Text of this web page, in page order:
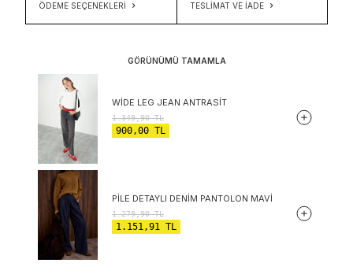
ÖDEME SEÇENEKLERI TESLIMAT VE İADE
GÖRÜNÜMÜ TAMAMLA
WIDE LEG JEAN ANTRASIT
1.349,90TL
900,00 TL
PILE DETAYLI DENIM PANTOLON MAVI
1.279,90TL
1.151,91 TL